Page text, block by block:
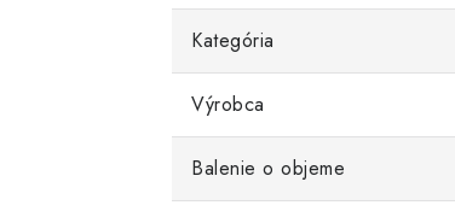
Kategória
Výrobca
Balenie o objeme